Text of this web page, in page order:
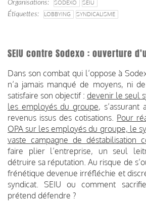
Organisations SODEXO
SEIU
Étiquettes
LOBBYING SYNDICALISME
SEIU contre Sodexo : ouverture
Dans son combat qui l’oppose à
n’a jamais manqué de moyens, ni
satisfaire son objectif : devenir le seul
les employés du groupe, s’assurant
revenus issus des cotisations. Pour
OPA sur les employés du groupe, le
vaste campagne de déstabilisation
faire plier l’entreprise, un seul
détruire sa réputation. Au risque de
frénétique devenue irréfléchie et
syndicat. SEIU ou comment
prétend défendre ?